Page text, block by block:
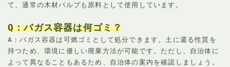
て、通常の木材パルプも原料として使用しています。
Q：バガス容器は何ゴミ？
A：バガス容器は可燃ゴミとして処分できます。土に還る性質を
持つため、環境に優しい廃棄方法が可能です。ただし、自治体に
よって異なることもあるため、自治体の案内を確認しましょう。